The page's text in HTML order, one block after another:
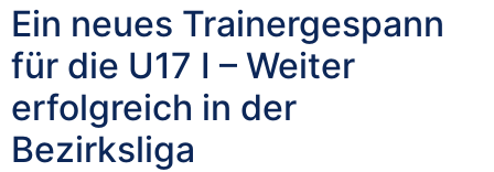
Ein neues Trainergespann
für die U17 I – Weiter
erfolgreich in der
Bezirksliga